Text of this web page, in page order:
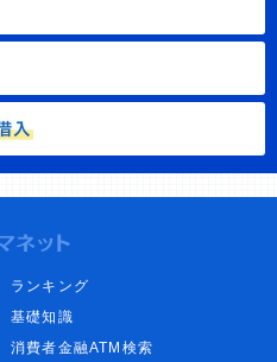
ランキング
基礎知識
消費者金融ATM検索